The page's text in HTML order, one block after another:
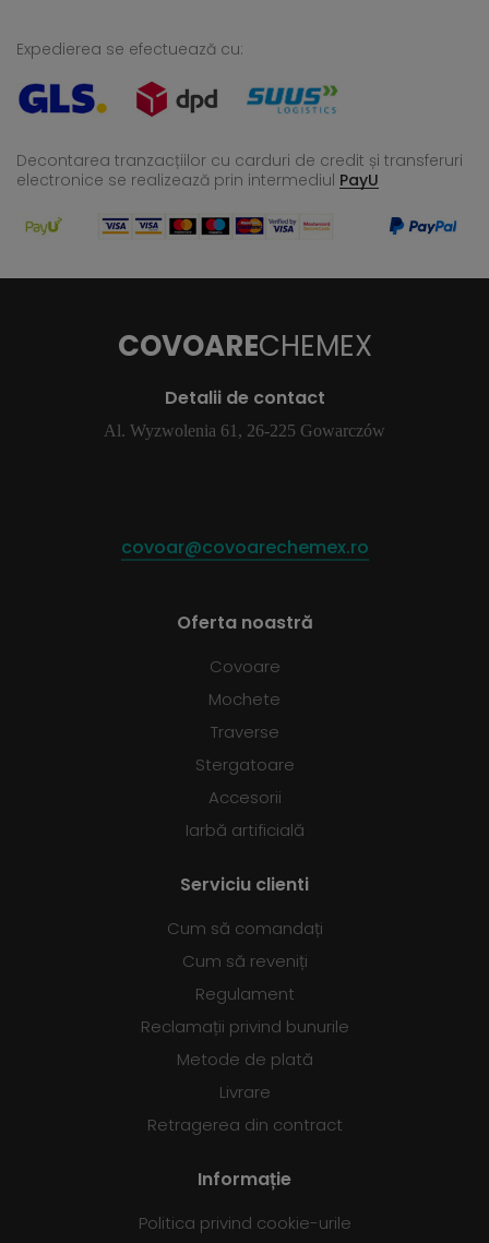
Expedierea se efectuează cu:
Decontarea tranzacțiilor cu carduri de credit și transferuri
electronice se realizează prin intermediul PayU
COVOARECHEMEX
Detalii de contact
Al. Wyzwolenia 61, 26-225 Gowarczów
covoar@covoarechemex.ro
Oferta noastră
Covoare
Mochete
Traverse
Stergatoare
Accesorii
Iarbă artificială
Serviciu clienti
Cum să comandați
Cum să reveniți
Regulament
Reclamații privind bunurile
Metode de plată
Livrare
Retragerea din contract
Informație
Politica privind cookie-urile